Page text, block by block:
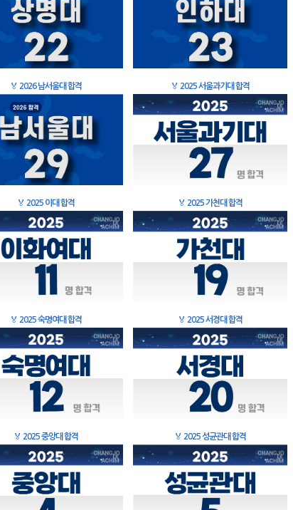
🏅 2026 남서울대 합격 🏅 2025 서울과기대 합격
🏅 2025 이대 합격 🏅 2025 가천대 합격
🏅 2025 숙명여대 합격 🏅 2025 서경대 합격
🏅 2025 중앙대 합격 🏅 2025 성균관대 합격